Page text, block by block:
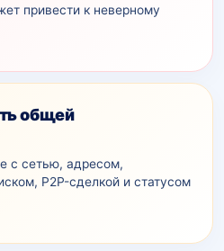
привести к неверному
общей
с сетью, адресом,
P2P-сделкой и статусом